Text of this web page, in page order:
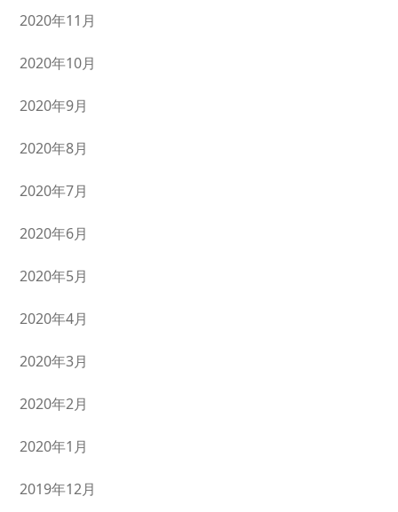
2020年11月
2020年10月
2020年9月
2020年8月
2020年7月
2020年6月
2020年5月
2020年4月
2020年3月
2020年2月
2020年1月
2019年12月